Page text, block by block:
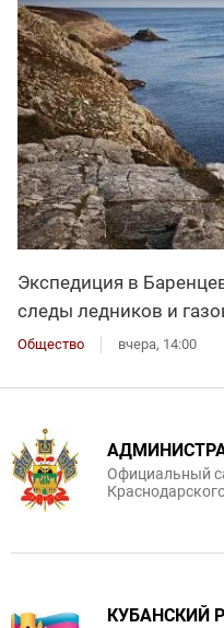
Экспедиция в
следы ледников и
Общество вчера, 14:00
Официальный
КУБАНСКИЙ